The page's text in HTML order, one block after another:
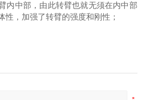
内中部，由此转臂也就无须在内中部
性，加强了转臂的强度和刚性；